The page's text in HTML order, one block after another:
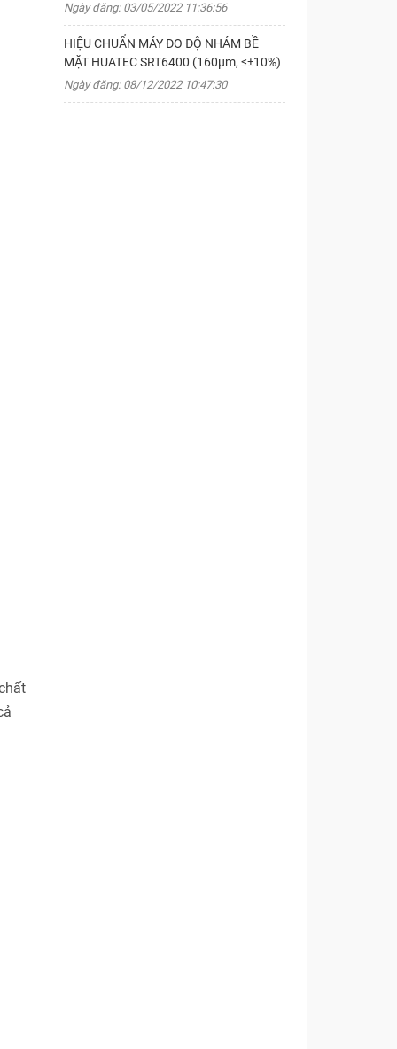
Ngày đăng: 03/05/2022 11:36:56
HIỆU CHUẨN MÁY ĐO ĐỘ NHÁM BỀ
MẶT HUATEC SRT6400 (160μm, ≤±10%)
Ngày đăng: 08/12/2022 10:47:30